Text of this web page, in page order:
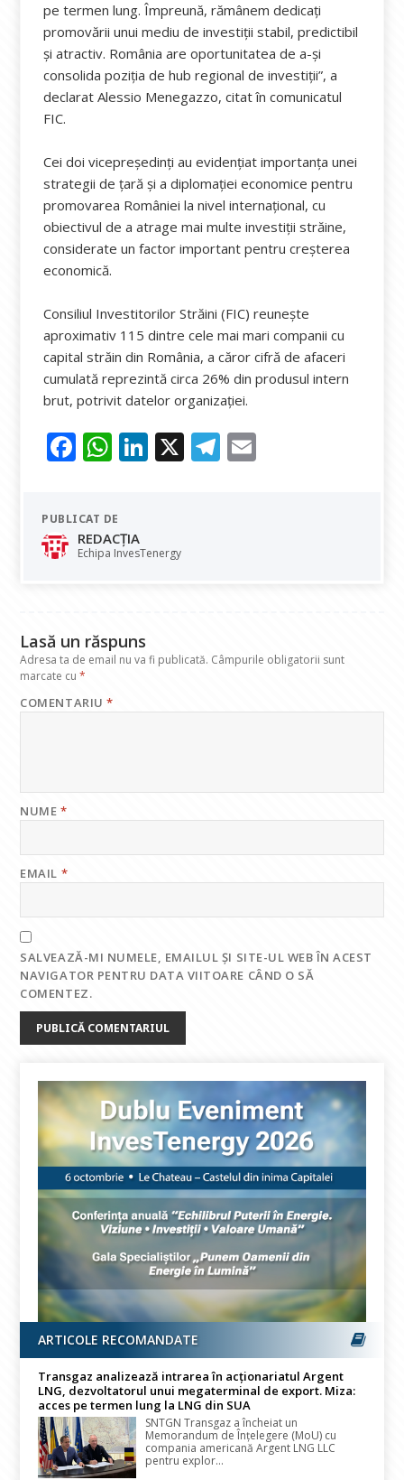
pe termen lung. Împreună, rămânem dedicaţi
promovării unui mediu de investiţii stabil, predictibil
şi atractiv. România are oportunitatea de a-şi
consolida poziţia de hub regional de investiţii”, a
declarat Alessio Menegazzo, citat în comunicatul
FIC.
Cei doi vicepreşedinţi au evidenţiat importanţa unei
strategii de ţară şi a diplomaţiei economice pentru
promovarea României la nivel internaţional, cu
obiectivul de a atrage mai multe investiţii străine,
considerate un factor important pentru creşterea
economică.
Consiliul Investitorilor Străini (FIC) reuneşte
aproximativ 115 dintre cele mai mari companii cu
capital străin din România, a căror cifră de afaceri
cumulată reprezintă circa 26% din produsul intern
brut, potrivit datelor organizaţiei.
F
e
b
o
W
at
s
A
Li
dI
X T
PUBLICAT DE
REDACȚIA
Echipa InvesTenergy
Lasă un răspuns
Adresa ta de email nu va fi publicată. Câmpurile obligatorii sunt
marcate cu*
COMENTARIU*
NUME*
EMAIL *
SALVEAZĂ-MI NUMELE, EMAILUL ȘI SITE-UL WEB ÎN ACEST
NAVIGATOR PENTRU DATA VIITOARE CÂND O SĂ
COMENTEZ.
ARTICOLE RECOMANDATE
Transgaz analizează intrarea în acționariatul Argent
LNG, dezvoltatorul unui megaterminal de export. Miza:
acces pe termen lung la LNG din SUA
SNTGN Transgaz a încheiat un
Memorandum de Înțelegere (MoU) cu
compania americană Argent LNG LLC
pentru explor...